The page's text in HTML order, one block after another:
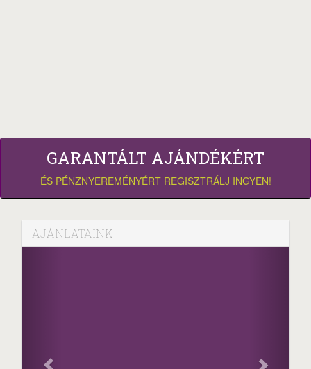
GARANTÁLT AJÁNDÉKÉRT
ÉS PÉNZNYEREMÉNYÉRT REGISZTRÁLJ INGYEN!
AJÁNLATAINK